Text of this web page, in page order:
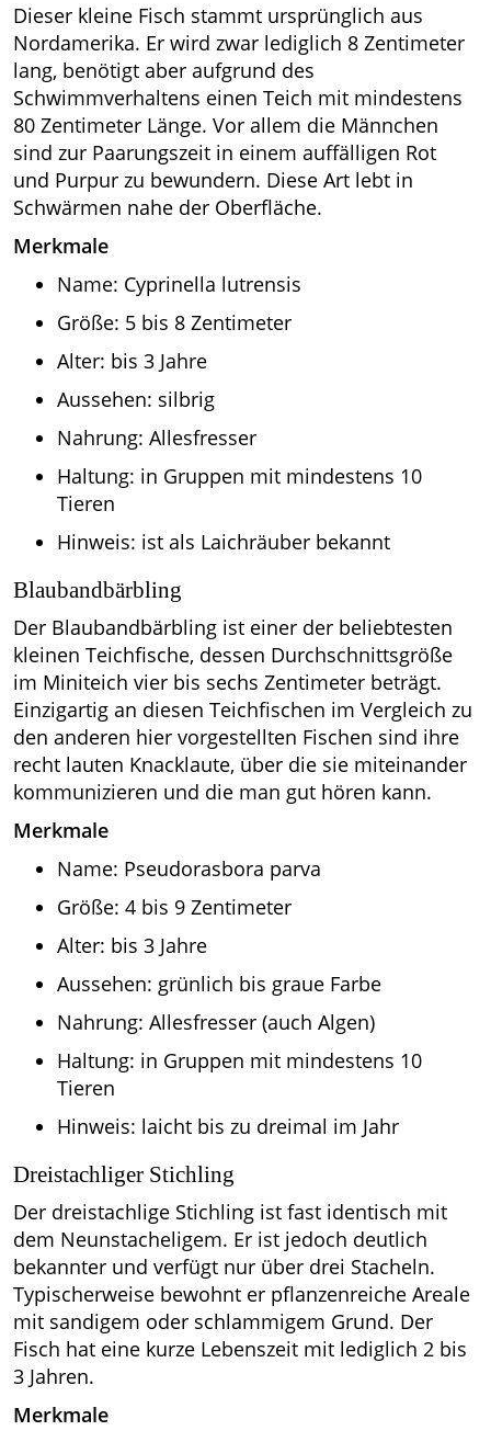
Dieser kleine Fisch stammt ursprünglich aus
Nordamerika. Er wird zwar lediglich 8 Zentimeter
lang, benötigt aber aufgrund des
Schwimmverhaltens einen Teich mit mindestens
80 Zentimeter Länge. Vor allem die Männchen
sind zur Paarungszeit in einem auffälligen Rot
und Purpur zu bewundern. Diese Art lebt in
Schwärmen nahe der Oberfläche.
Merkmale
Name: Cyprinella lutrensis
Größe: 5 bis 8 Zentimeter
Alter: bis 3 Jahre
Aussehen: silbrig
Nahrung: Allesfresser
Haltung: in Gruppen mit mindestens 10
Tieren
Hinweis: ist als Laichräuber bekannt
Blaubandbärbling
Der Blaubandbärbling ist einer der beliebtesten
kleinen Teichfische, dessen Durchschnittsgröße
im Miniteich vier bis sechs Zentimeter beträgt.
Einzigartig an diesen Teichfischen im Vergleich zu
den anderen hier vorgestellten Fischen sind ihre
recht lauten Knacklaute, über die sie miteinander
kommunizieren und die man gut hören kann.
Merkmale
Name: Pseudorasbora parva
Größe: 4 bis 9 Zentimeter
Alter: bis 3 Jahre
Aussehen: grünlich bis graue Farbe
Nahrung: Allesfresser (auch Algen)
Haltung: in Gruppen mit mindestens 10
Tieren
Hinweis: laicht bis zu dreimal im Jahr
Dreistachliger Stichling
Der dreistachlige Stichling ist fast identisch mit
dem Neunstacheligem. Er ist jedoch deutlich
bekannter und verfügt nur über drei Stacheln.
Typischerweise bewohnt er pflanzenreiche Areale
mit sandigem oder schlammigem Grund. Der
Fisch hat eine kurze Lebenszeit mit lediglich 2 bis
3 Jahren.
Merkmale